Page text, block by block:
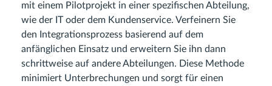
mit einem Pilotprojekt in einer spezifischen Abteilung,
wie der IT oder dem Kundenservice. Verfeinern Sie
den Integrationsprozess basierend auf dem
anfänglichen Einsatz und erweitern Sie ihn dann
schrittweise auf andere Abteilungen. Diese Methode
minimiert Unterbrechungen und sorgt für einen